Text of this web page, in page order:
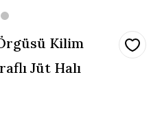
Kilim
Jüt Halı